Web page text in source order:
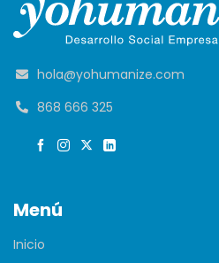
hola@yohumanize.com
868 666 325
Menú
Inicio